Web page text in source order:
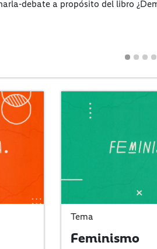
debate a propósito del libro
Tema
Feminismo